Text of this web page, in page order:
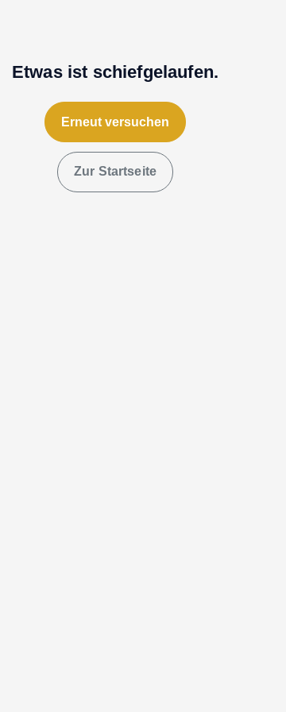
Etwas ist schiefgelaufen.
Erneut versuchen
Zur Startseite